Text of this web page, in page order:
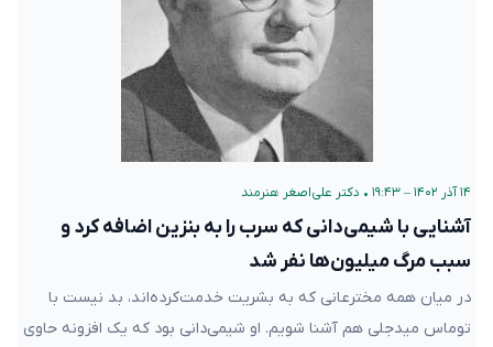
۱۴ آذر ۱۴۰۲ – ۱۹:۴۳ • دکتر علی‌اصغر هنرمند
آشنایی با شیمی‌دانی که سرب را به بنزین اضافه کرد و
سبب مرگ میلیون‌ها نفر شد
در میان همه مخترعانی که به بشریت خدمت‌‌کرده‌اند، بد نیست با
توماس میدجلی هم آشنا شویم. او شیمی‌دانی بود که یک افزونه حاوی